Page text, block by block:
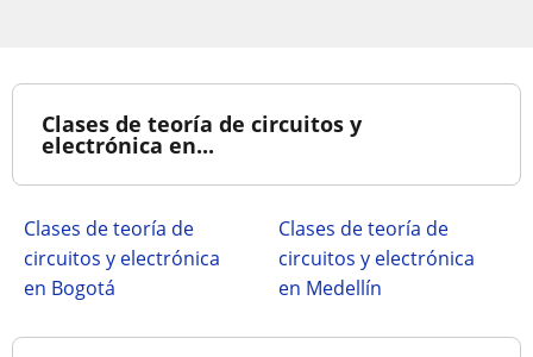
Clases de teoría de circuitos y
electrónica en...
Clases de teoría de
circuitos y electrónica
en Bogotá
Clases de teoría de
circuitos y electrónica
en Medellín